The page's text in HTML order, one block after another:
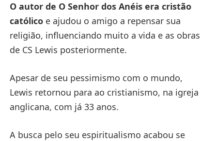
O autor de O Senhor dos Anéis era cristão
católico e ajudou o amigo a repensar sua
religião, influenciando muito a vida e as obras
de CS Lewis posteriormente.
Apesar de seu pessimismo com o mundo,
Lewis retornou para ao cristianismo, na igreja
anglicana, com já 33 anos.
A busca pelo seu espiritualismo acabou se